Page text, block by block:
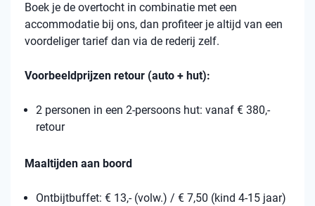
Boek je de overtocht in combinatie met een
accommodatie bij ons, dan profiteer je altijd van een
voordeliger tarief dan via de rederij zelf.
Voorbeeldprijzen retour (auto + hut):
2 personen in een 2-persoons hut: vanaf € 380,-
retour
Maaltijden aan boord
Ontbijtbuffet: € 13,- (volw.) / € 7,50 (kind 4-15 jaar)